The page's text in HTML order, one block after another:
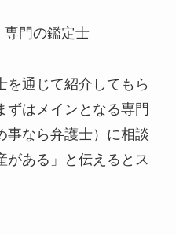
専門の鑑定士
を通じて紹介してもら
ずはメインとなる専門
事なら弁護士）に相談
がある」と伝えるとス